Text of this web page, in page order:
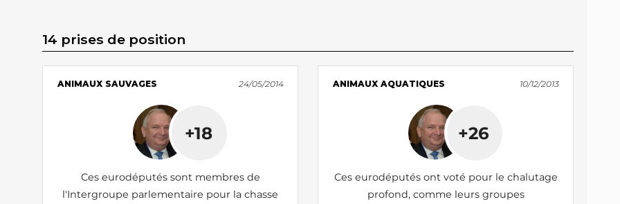
14 prises de position
ANIMAUX SAUVAGES 24/05/2014
+18
Ces eurodéputés sont membres de
l'Intergroupe parlementaire pour la chasse
ANIMAUX AQUATIQUES 10/12/2013
+26
Ces eurodéputés ont voté pour le chalutage
profond, comme leurs groupes